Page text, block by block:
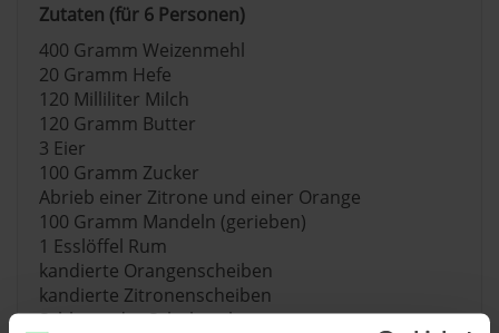
Zutaten (für 6 Personen)
400 Gramm Weizenmehl
20 Gramm Hefe
120 Milliliter Milch
120 Gramm Butter
3 Eier
100 Gramm Zucker
Abrieb einer Zitrone und einer Orange
100 Gramm Mandeln (gerieben)
1 Esslöffel Rum
kandierte Orangenscheiben
kandierte Zitronenscheiben
Schlag- oder Schokosahne